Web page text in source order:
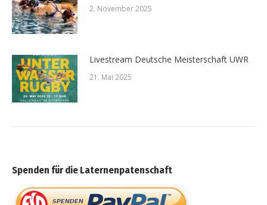
2. November 2025
Livestream Deutsche Meisterschaft UWR
21. Mai 2025
Spenden für die Laternenpatenschaft